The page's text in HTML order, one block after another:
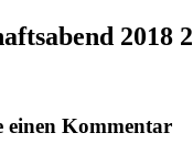
2018 2
einen Kommentar